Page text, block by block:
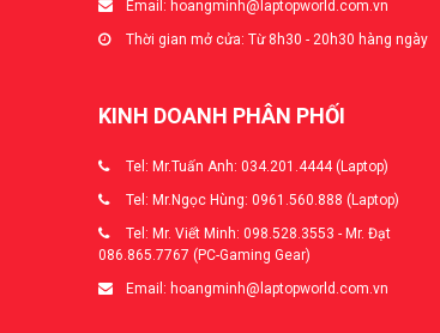
Email: hoangminh@laptopworld.com.vn
Thời gian mở cửa: Từ 8h30 - 20h30 hàng ngày
KINH DOANH PHÂN PHỐI
Tel: Mr.Tuấn Anh: 034.201.4444 (Laptop)
Tel: Mr.Ngọc Hùng: 0961.560.888 (Laptop)
Tel: Mr. Viết Minh: 098.528.3553 - Mr. Đạt
086.865.7767 (PC-Gaming Gear)
Email: hoangminh@laptopworld.com.vn